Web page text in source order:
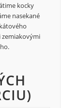
kocky
nasekané
zemiakovými